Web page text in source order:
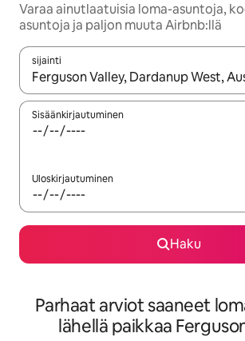
Varaa ainutlaatuisia loma-asuntoja,
asuntoja ja paljon muuta Airbnb:llä
sijainti
Kun tulokset ovat saatavilla, navigoi
Sisäänkirjautuminen
Uloskirjautuminen
Haku
Parhaat arviot saaneet
lähellä paikkaa